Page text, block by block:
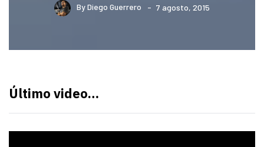
ByDiego Guerrero 7 agosto, 2015
Último video…